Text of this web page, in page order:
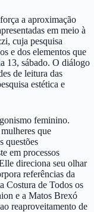
a aproximação
em meio à
cuja pesquisa
e dos elementos que
13, sábado. O diálogo
de leitura das
estética e
feminino.
que
questões
em processos
direciona seu olhar
referências da
Costura de Todos os
e a Matos Brexó
reaproveitamento de